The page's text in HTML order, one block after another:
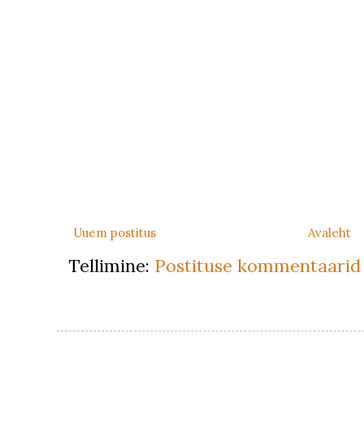
Uuem postitus Avaleht
Tellimine: Postituse